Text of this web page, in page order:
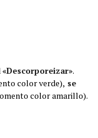
«Descorporeizar».
color verde), se
color amarillo).